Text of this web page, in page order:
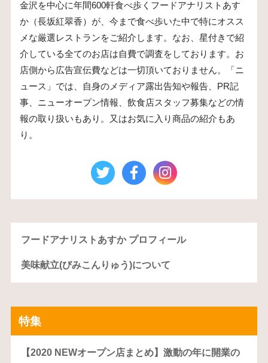
金沢を中心に年間600軒食べ歩くフードアナリストあす
か（長坂紅翠香）が、今まで食べ歩いた中で特にオスス
メな厳選レストランをご紹介します。なお、星付きで紹
介している全てのお店は自費で調査をしております。お
店側から広告宣伝費などは一切頂いておりません。「ニ
ュース」では、自身のメディア露出告知や報告、PR記
事、ニューオープン情報、飲食店スタッフ募集などの情
報の取り扱いもあり。又はお気に入り商品の紹介もあ
り。
フードアナリストあすか プロフィール
美味献立(びみこんりゅう)について
特集
【2020 NEWオープン店まとめ】激動の年に開業の